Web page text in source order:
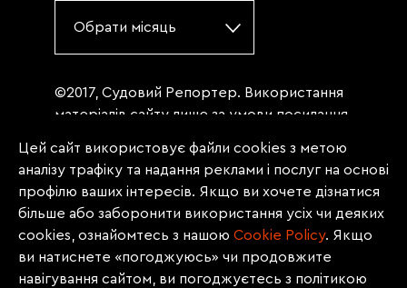
Обрати місяць
©2017, Судовий Репортер. Використання
матеріалів сайту лише за умови посилання
«Судовий репортер» не нижче третього
абзацу. Матеріали, щодо яких міститься
заборона на повну републікацію
(передрук, копіювання, відтворення або
інше використання), заборонено
передруковувати без згоди редакції.
Цей сайт використовує файли cookies з метою
аналізу трафіку та надання реклами і послуг на основі
профілю ваших інтересів. Якщо ви хочете дізнатися
більше або заборонити використання усіх чи деяких
cookies, ознайомтесь з нашою Сookie Policy. Якщо
ви натиснете «погоджуюсь» чи продовжите
навігування сайтом, ви погоджуєтесь з політикою